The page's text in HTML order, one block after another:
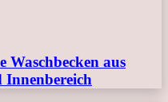
Waschbecken aus